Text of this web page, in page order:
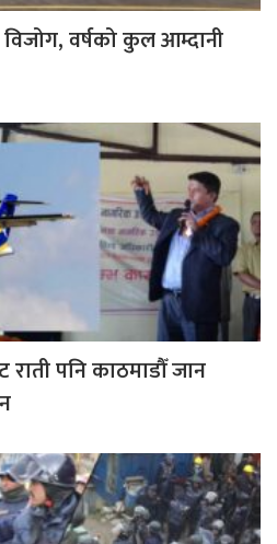
वर्षको कुल आम्दानी
राती पनि काठमाडौँ जान